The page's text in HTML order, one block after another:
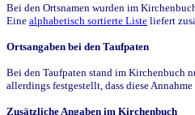
Bei den Ortsnamen wurden im
Eine alphabetisch sortierte Liste liefert
Ortsangaben bei den Taufpaten
Bei den Taufpaten stand im Kirchenbuch
allerdings festgestellt, dass diese
Zusätzliche Angaben im Kirchenbuch